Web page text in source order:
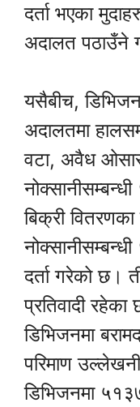
दर्ता भएका
अदालत पठाउँने
यसैबीच, डिभिजन
अदालतमा
वटा, अवैध
बिक्री वितरणका
दर्ता गरेको छ।
प्रतिवादी
डिभिजनमा
परिमाण
डिभिजनमा